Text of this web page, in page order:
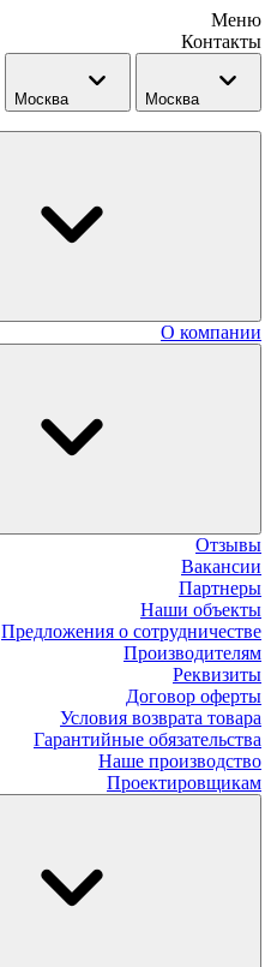
Меню
Контакты
Москва Москва
О компании
Отзывы
Вакансии
Партнеры
Наши объекты
Предложения о сотрудничестве
Производителям
Реквизиты
Договор оферты
Условия возврата товара
Гарантийные обязательства
Наше производство
Проектировщикам